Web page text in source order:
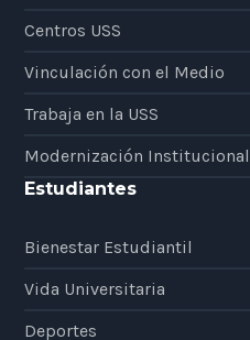
Centros USS
Vinculación con el Medio
Trabaja en la USS
Modernización Institucional
Estudiantes
Bienestar Estudiantil
Vida Universitaria
Deportes